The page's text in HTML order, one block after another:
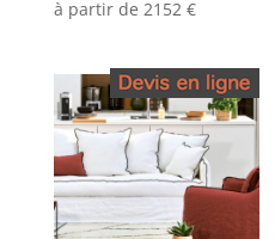
à partir de 2152 €